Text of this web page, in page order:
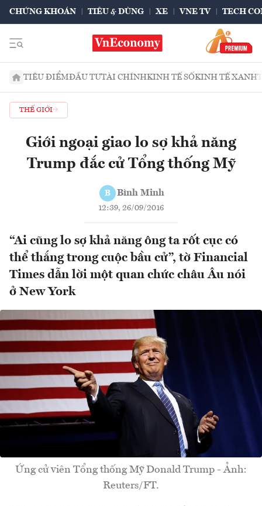
CHỨNG KHOÁN TIÊU & DÙNG XE VNE TV TECH
TIÊU ĐIỂMĐẦU TƯTÀI CHÍNHKINH TẾ SỐKINH TẾ XANH
THẾ GIỚI
Giới ngoại giao lo sợ khả năng
Trump đắc cử Tổng thống Mỹ
B Bình Minh
12:39, 26/09/2016
“Ai cũng lo sợ khả năng ông ta rốt cục có
thể thắng trong cuộc bầu cử”, tờ Financial
Times dẫn lời một quan chức châu Âu nói
ở New York
Ứng cử viên Tổng thống Mỹ Donald Trump - Ảnh:
Reuters/FT.